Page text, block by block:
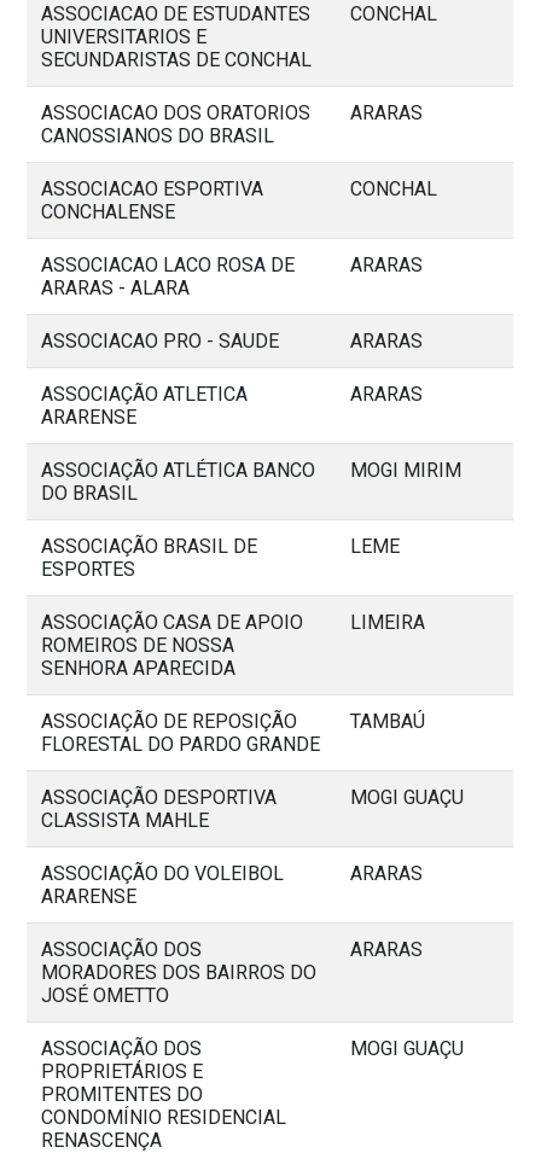
ASSOCIACAO DE ESTUDANTES
UNIVERSITARIOS E
SECUNDARISTAS DE CONCHAL
CONCHAL
ASSOCIACAO DOS ORATORIOS
CANOSSIANOS DO BRASIL
ARARAS
ASSOCIACAO ESPORTIVA
CONCHALENSE
CONCHAL
ASSOCIACAO LACO ROSA DE
ARARAS - ALARA
ARARAS
ASSOCIACAO PRO - SAUDE ARARAS
ASSOCIAÇÃO ATLETICA
ARARENSE
ARARAS
ASSOCIAÇÃO ATLÉTICA BANCO
DO BRASIL
MOGI MIRIM
ASSOCIAÇÃO BRASIL DE
ESPORTES
LEME
ASSOCIAÇÃO CASA DE APOIO
ROMEIROS DE NOSSA
SENHORA APARECIDA
LIMEIRA
ASSOCIAÇÃO DE REPOSIÇÃO
FLORESTAL DO PARDO GRANDE
TAMBAÚ
ASSOCIAÇÃO DESPORTIVA
CLASSISTA MAHLE
MOGI GUAÇU
ASSOCIAÇÃO DO VOLEIBOL
ARARENSE
ARARAS
ASSOCIAÇÃO DOS
MORADORES DOS BAIRROS DO
JOSÉ OMETTO
ARARAS
ASSOCIAÇÃO DOS
PROPRIETÁRIOS E
PROMITENTES DO
CONDOMÍNIO RESIDENCIAL
RENASCENÇA
MOGI GUAÇU